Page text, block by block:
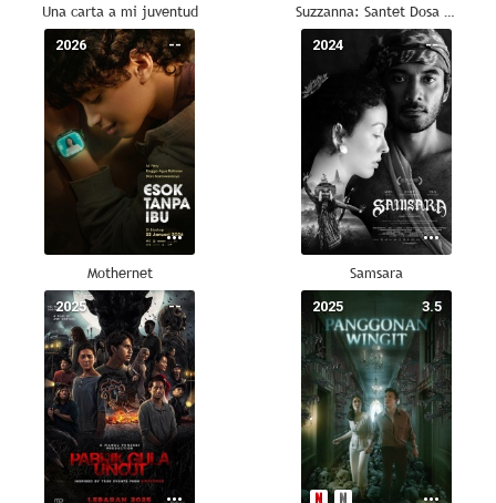
Una carta a mi juventud Suzzanna: Santet Dosa di Atas Dosa
--
2026
Mothernet
--
2024
Samsara
--
2025 3.5
2025